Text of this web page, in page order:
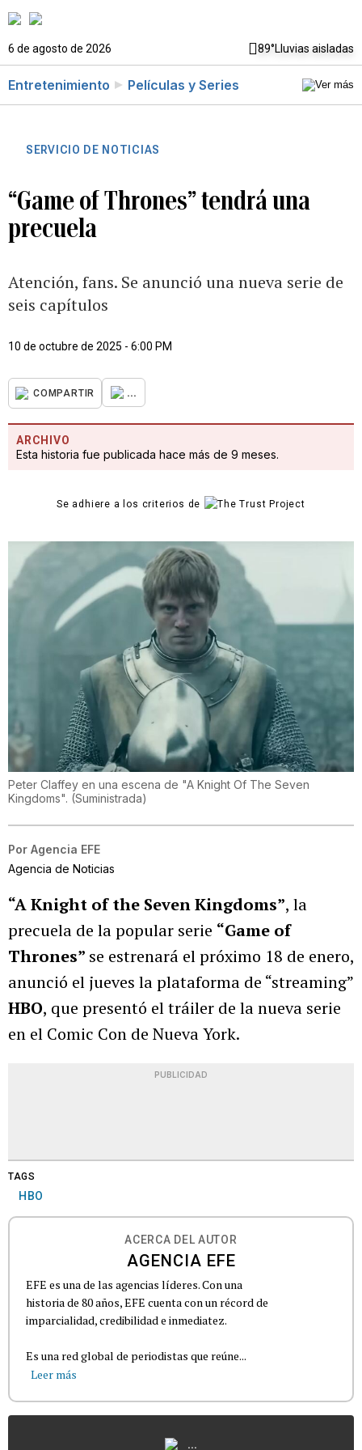
6 de agosto de 2026 89°Lluvias aisladas
Entretenimiento Películas y Series
SERVICIO DE NOTICIAS
“Game of Thrones” tendrá una
precuela
Atención, fans. Se anunció una nueva serie de
seis capítulos
10 de octubre de 2025 - 6:00 PM
COMPARTIR ...
ARCHIVO
Esta historia fue publicada hace más de 9 meses.
Se adhiere a los criterios de
Peter Claffey en una escena de "A Knight Of The Seven
Kingdoms". (Suministrada)
Por Agencia EFE
Agencia de Noticias
“A Knight of the Seven Kingdoms”, la
precuela de la popular serie “Game of
Thrones” se estrenará el próximo 18 de enero,
anunció el jueves la plataforma de “streaming”
HBO, que presentó el tráiler de la nueva serie
en el Comic Con de Nueva York.
PUBLICIDAD
TAGS
HBO
ACERCA DEL AUTOR
AGENCIA EFE
EFE es una de las agencias líderes. Con una
historia de 80 años, EFE cuenta con un récord de
imparcialidad, credibilidad e inmediatez.
Es una red global de periodistas que reúne...
Leer más
...